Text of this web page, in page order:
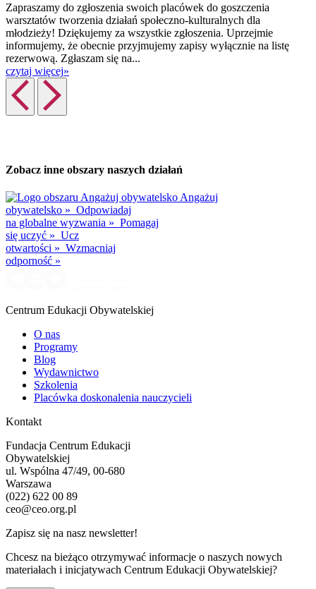
Zapraszamy do zgłoszenia swoich placówek do goszczenia
warsztatów tworzenia działań społeczno-kulturalnych dla
młodzieży! Dziękujemy za wszystkie zgłoszenia. Uprzejmie
informujemy, że obecnie przyjmujemy zapisy wyłącznie na listę
rezerwową. Zgłaszam się na...
czytaj więcej»
Zobacz inne obszary naszych działań
Angażuj
obywatelsko » Odpowiadaj
na globalne wyzwania » Pomagaj
się uczyć » Ucz
otwartości » Wzmacniaj
odporność »
Centrum Edukacji Obywatelskiej
O nas
Programy
Blog
Wydawnictwo
Szkolenia
Placówka doskonalenia nauczycieli
Kontakt
Fundacja Centrum Edukacji
Obywatelskiej
ul. Wspólna 47/49, 00-680
Warszawa
(022) 622 00 89
ceo@ceo.org.pl
Zapisz się na nasz newsletter!
Chcesz na bieżąco otrzymywać informacje o naszych nowych
materiałach i inicjatywach Centrum Edukacji Obywatelskiej?